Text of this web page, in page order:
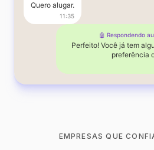
Quero alugar.
11:35
🤖 Respondendo
Perfeito! Você já tem
preferência
EMPRESAS QUE